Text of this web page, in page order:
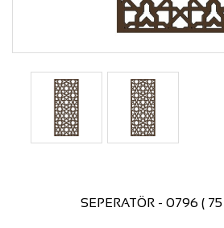
SEPERATÖR - 0796 ( 75